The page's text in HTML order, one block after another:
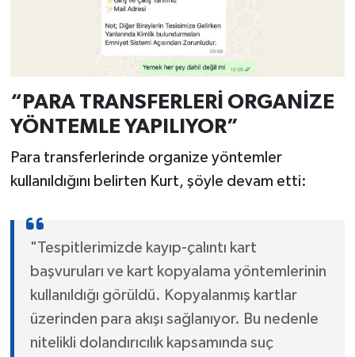
“PARA TRANSFERLERİ ORGANİZE
YÖNTEMLE YAPILIYOR”
Para transferlerinde organize yöntemler
kullanıldığını belirten Kurt, şöyle devam etti:
"Tespitlerimizde kayıp-çalıntı kart
başvuruları ve kart kopyalama yöntemlerinin
kullanıldığı görüldü. Kopyalanmış kartlar
üzerinden para akışı sağlanıyor. Bu nedenle
nitelikli dolandırıcılık kapsamında suç